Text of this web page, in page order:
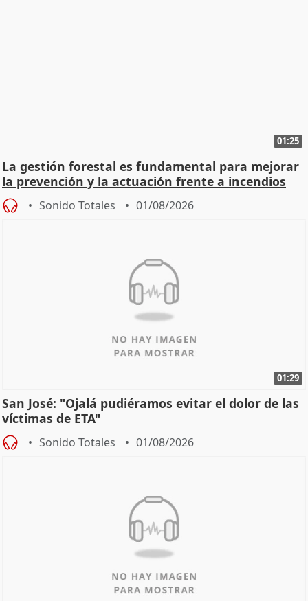
01:25
La gestión forestal es fundamental para mejorar
la prevención y la actuación frente a incendios
Sonido Totales 01/08/2026
01:29
San José: "Ojalá pudiéramos evitar el dolor de las
víctimas de ETA"
Sonido Totales 01/08/2026